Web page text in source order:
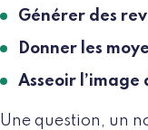
Générer des
Donner les
Asseoir l’image
Une question, un